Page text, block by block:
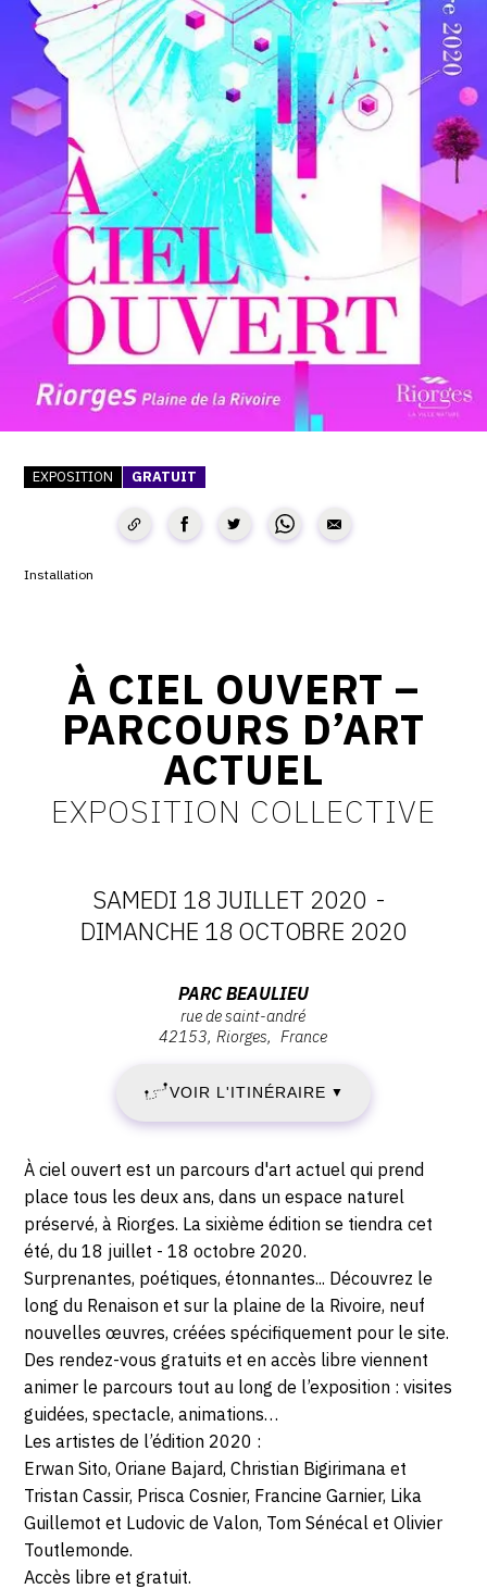
SERVICES
CRÉER SON CATALOGUE RAISONNÉ
ABONNEMENTS DÉDIÉS AUX GALERISTES
CRÉER SON SITE ARTISTE
CRÉER SON CATALOGUE D'EXPO
PUBLIER SES EXPOSITIONS
DEVENIR CONTRIBUTEUR
À PROPOS
L'ÉQUIPE OAM
À PROPOS D'OAM
CONTACT
SUIVEZ-NOUS
INSTAGRAM
FACEBOOK
EXPOSITION GRATUIT
Installation
À CIEL OUVERT –
PARCOURS D’ART
ACTUEL
EXPOSITION COLLECTIVE
DATES
:
SAMEDI
18
JUILLET
2020
-
DIMANCHE
18
OCTOBRE
2020
SAMEDI 18 JUILLET 2020 -
DIMANCHE 18 OCTOBRE 2020
Saint-
André,
42153
Riorges
PARC BEAULIEU
rue de saint-andré
42153 Riorges France
VOIR L'ITINÉRAIRE ▼
Description,
horaires...
À ciel ouvert est un parcours d'art actuel qui prend
place tous les deux ans, dans un espace naturel
préservé, à Riorges. La sixième édition se tiendra cet
été, du 18 juillet - 18 octobre 2020.
Surprenantes, poétiques, étonnantes... Découvrez le
long du Renaison et sur la plaine de la Rivoire, neuf
nouvelles œuvres, créées spécifiquement pour le site.
Des rendez-vous gratuits et en accès libre viennent
animer le parcours tout au long de l’exposition : visites
guidées, spectacle, animations…
Les artistes de l’édition 2020 :
Erwan Sito, Oriane Bajard, Christian Bigirimana et
Tristan Cassir, Prisca Cosnier, Francine Garnier, Lika
Guillemot et Ludovic de Valon, Tom Sénécal et Olivier
Toutlemonde.
Accès libre et gratuit.